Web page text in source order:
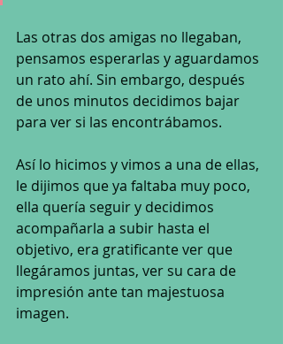
Las otras dos amigas no llegaban,
pensamos esperarlas y aguardamos
un rato ahí. Sin embargo, después
de unos minutos decidimos bajar
para ver si las encontrábamos.
Así lo hicimos y vimos a una de ellas,
le dijimos que ya faltaba muy poco,
ella quería seguir y decidimos
acompañarla a subir hasta el
objetivo, era gratificante ver que
llegáramos juntas, ver su cara de
impresión ante tan majestuosa
imagen.